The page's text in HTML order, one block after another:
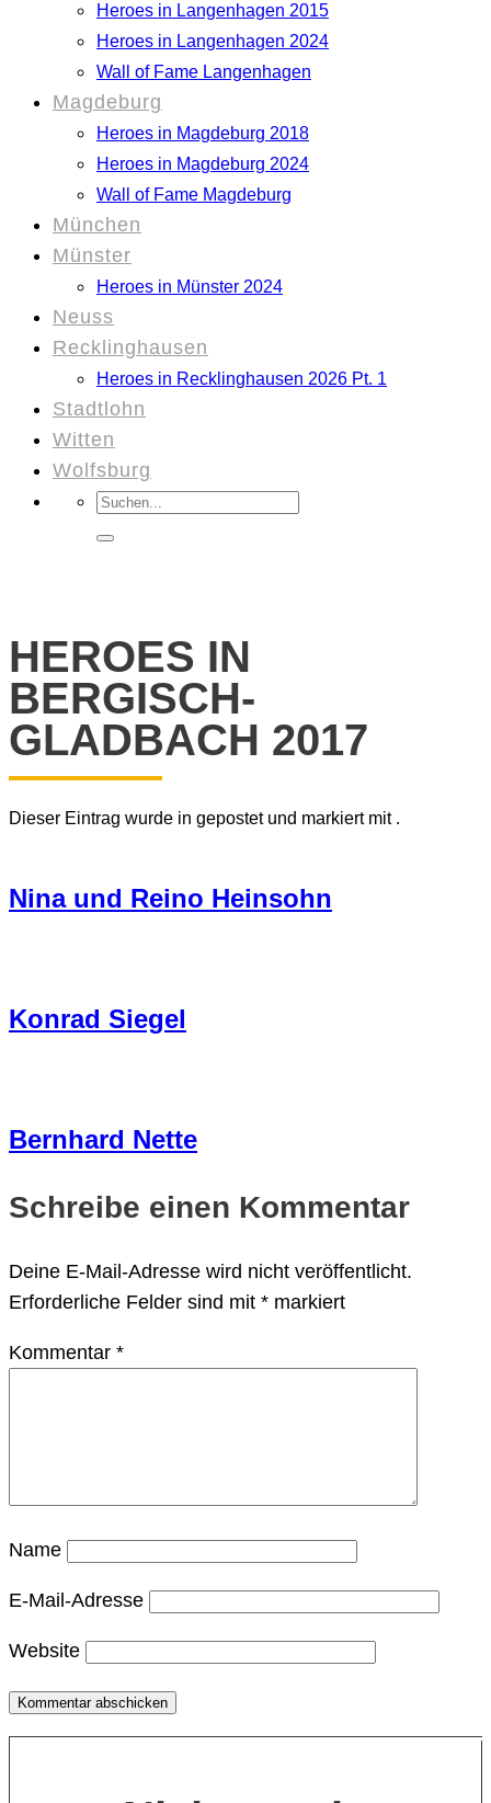
Heroes in Langenhagen 2015
Heroes in Langenhagen 2024
Wall of Fame Langenhagen
Magdeburg
Heroes in Magdeburg 2018
Heroes in Magdeburg 2024
Wall of Fame Magdeburg
München
Münster
Heroes in Münster 2024
Neuss
Recklinghausen
Heroes in Recklinghausen 2026 Pt. 1
Stadtlohn
Witten
Wolfsburg
Suchen
nach:
HEROES IN
BERGISCH-
GLADBACH 2017
Dieser Eintrag wurde in gepostet und markiert mit .
Nina und Reino Heinsohn
Konrad Siegel
Bernhard Nette
Schreibe einen Kommentar
Deine E-Mail-Adresse wird nicht veröffentlicht.
Erforderliche Felder sind mit * markiert
Kommentar *
Name
E-Mail-Adresse
Website